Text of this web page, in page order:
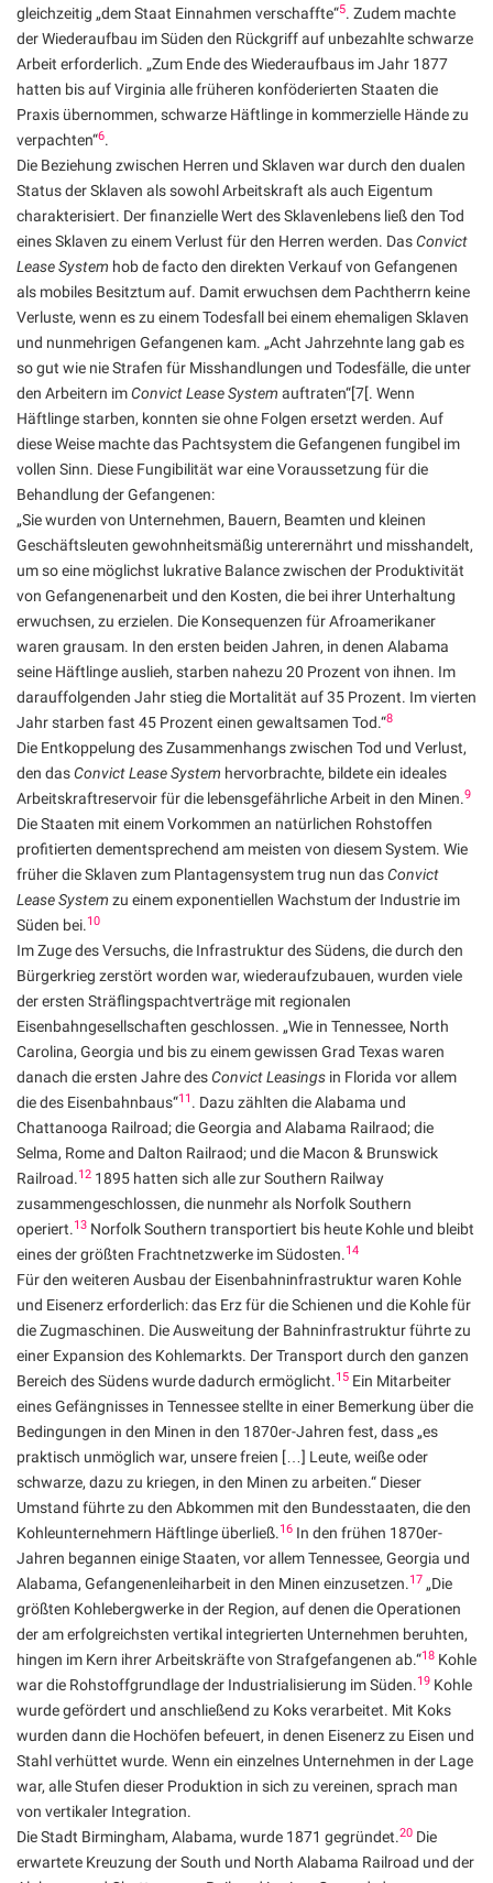
gleichzeitig „dem Staat Einnahmen verschaffte“5. Zudem machte
der Wiederaufbau im Süden den Rückgriff auf unbezahlte schwarze
Arbeit erforderlich. „Zum Ende des Wiederaufbaus im Jahr 1877
hatten bis auf Virginia alle früheren konföderierten Staaten die
Praxis übernommen, schwarze Häftlinge in kommerzielle Hände zu
verpachten“6.
Die Beziehung zwischen Herren und Sklaven war durch den dualen
Status der Sklaven als sowohl Arbeitskraft als auch Eigentum
charakterisiert. Der finanzielle Wert des Sklavenlebens ließ den Tod
eines Sklaven zu einem Verlust für den Herren werden. DasConvict
Lease System hob de facto den direkten Verkauf von Gefangenen
als mobiles Besitztum auf. Damit erwuchsen dem Pachtherrn keine
Verluste, wenn es zu einem Todesfall bei einem ehemaligen Sklaven
und nunmehrigen Gefangenen kam. „Acht Jahrzehnte lang gab es
so gut wie nie Strafen für Misshandlungen und Todesfälle, die unter
den Arbeitern imConvict Lease System auftraten“[7[. Wenn
Häftlinge starben, konnten sie ohne Folgen ersetzt werden. Auf
diese Weise machte das Pachtsystem die Gefangenen fungibel im
vollen Sinn. Diese Fungibilität war eine Voraussetzung für die
Behandlung der Gefangenen:
„Sie wurden von Unternehmen, Bauern, Beamten und kleinen
Geschäftsleuten gewohnheitsmäßig unterernährt und misshandelt,
um so eine möglichst lukrative Balance zwischen der Produktivität
von Gefangenenarbeit und den Kosten, die bei ihrer Unterhaltung
erwuchsen, zu erzielen. Die Konsequenzen für Afroamerikaner
waren grausam. In den ersten beiden Jahren, in denen Alabama
seine Häftlinge auslieh, starben nahezu 20 Prozent von ihnen. Im
darauffolgenden Jahr stieg die Mortalität auf 35 Prozent. Im vierten
Jahr starben fast 45 Prozent einen gewaltsamen Tod.“8
Die Entkoppelung des Zusammenhangs zwischen Tod und Verlust,
den dasConvict Lease System hervorbrachte, bildete ein ideales
Arbeitskraftreservoir für die lebensgefährliche Arbeit in den Minen.9
Die Staaten mit einem Vorkommen an natürlichen Rohstoffen
profitierten dementsprechend am meisten von diesem System. Wie
früher die Sklaven zum Plantagensystem trug nun dasConvict
Lease System zu einem exponentiellen Wachstum der Industrie im
Süden bei. 10
Im Zuge des Versuchs, die Infrastruktur des Südens, die durch den
Bürgerkrieg zerstört worden war, wiederaufzubauen, wurden viele
der ersten Sträflingspachtverträge mit regionalen
Eisenbahngesellschaften geschlossen. „Wie in Tennessee, North
Carolina, Georgia und bis zu einem gewissen Grad Texas waren
danach die ersten Jahre desConvict Leasings in Florida vor allem
die des Eisenbahnbaus“11 . Dazu zählten die Alabama und
Chattanooga Railroad; die Georgia and Alabama Railraod; die
Selma, Rome and Dalton Railraod; und die Macon & Brunswick
Railroad. 12 1895 hatten sich alle zur Southern Railway
zusammengeschlossen, die nunmehr als Norfolk Southern
operiert. 13 Norfolk Southern transportiert bis heute Kohle und bleibt
eines der größten Frachtnetzwerke im Südosten. 14
Für den weiteren Ausbau der Eisenbahninfrastruktur waren Kohle
und Eisenerz erforderlich: das Erz für die Schienen und die Kohle für
die Zugmaschinen. Die Ausweitung der Bahninfrastruktur führte zu
einer Expansion des Kohlemarkts. Der Transport durch den ganzen
Bereich des Südens wurde dadurch ermöglicht. 15 Ein Mitarbeiter
eines Gefängnisses in Tennessee stellte in einer Bemerkung über die
Bedingungen in den Minen in den 1870er-Jahren fest, dass „es
praktisch unmöglich war, unsere freien […] Leute, weiße oder
schwarze, dazu zu kriegen, in den Minen zu arbeiten.“ Dieser
Umstand führte zu den Abkommen mit den Bundesstaaten, die den
Kohleunternehmern Häftlinge überließ. 16 In den frühen 1870er-
Jahren begannen einige Staaten, vor allem Tennessee, Georgia und
Alabama, Gefangenenleiharbeit in den Minen einzusetzen. 17 „Die
größten Kohlebergwerke in der Region, auf denen die Operationen
der am erfolgreichsten vertikal integrierten Unternehmen beruhten,
hingen im Kern ihrer Arbeitskräfte von Strafgefangenen ab.“18 Kohle
war die Rohstoffgrundlage der Industrialisierung im Süden. 19 Kohle
wurde gefördert und anschließend zu Koks verarbeitet. Mit Koks
wurden dann die Hochöfen befeuert, in denen Eisenerz zu Eisen und
Stahl verhüttet wurde. Wenn ein einzelnes Unternehmen in der Lage
war, alle Stufen dieser Produktion in sich zu vereinen, sprach man
von vertikaler Integration.
Die Stadt Birmingham, Alabama, wurde 1871 gegründet.20 Die
erwartete Kreuzung der South und North Alabama Railroad und der